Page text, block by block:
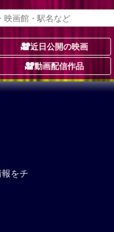
近日公開の映画
動画配信作品
をチ